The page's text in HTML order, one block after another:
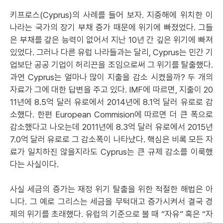
키프로스(Cyprus)의 사례를 들어 보자. 지중해에 위치한 이
나라는 국가의 장기 부채 증가 때문에 위기에 빠졌었다. 그들
은 부채를 갚은 능력이 없어서 지난 10년 간 깊은 위기에 빠져
있었다. 그러나 다른 유럽 나라들과는 달리, Cyprus는 민간 기
업보단 공공 기업이 허리끈을 조임으로써 그 위기를 탈출했다.
과연 Cyprus는 얼마나 많이 지출을 감소 시켰을까? 두 개의
자료가 그에 대한 답변을 주고 있다. IMF에 따르면, 지출이 20
11년에 8.5억 달러 유로에서 2014년에 8.1억 달러 유로로 감
소했다. 한편 European Commision에 따르면 더 큰 폭으로
감소했다고 나오는데 2011년에 8.3억 달러 유로에서 2015년
7.0억 달러 유로로 그 감소폭이 나타났다. 핵심은 비록 모든 자
료가 일치하진 않을지라도 Cyprus는 큰 규제 감소를 이룩했
다는 사실이다.
사실 세금의 증가는 재정 위기 탈출을 위한 적절한 해법은 아
니다. 그 예로 그리스는 세금을 무턱대고 증가시켜서 결국 경
제의 위기를 초래했다. 유럽의 기준으로 볼 때 “자유” 혹은 “자